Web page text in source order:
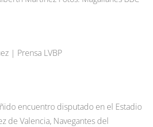
| Prensa LVBP
encuentro disputado en el Estadio
de Valencia, Navegantes del